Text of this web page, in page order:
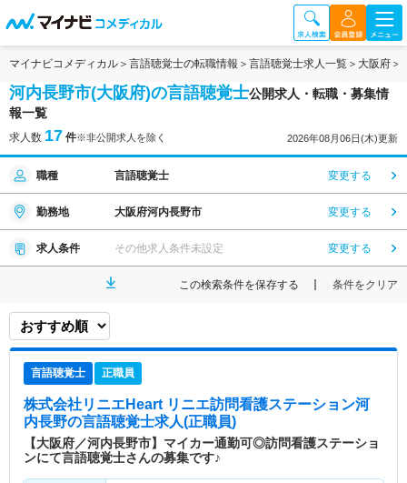
マイナビコメディカル 言語聴覚士の転職情報 言語聴覚士求人一覧 大阪府
河内長野市(大阪府)の言語聴覚士公開求人・転職・募集情
報一覧
求人数 17 件※非公開求人を除く 2026年08月06日(木)更新
職種 言語聴覚士 変更する
勤務地 大阪府河内長野市 変更する
求人条件 その他求人条件未設定 変更する
この検索条件を保存する 条件をクリア
言語聴覚士 正職員
株式会社リニエHeart リニエ訪問看護ステーション河
内長野の言語聴覚士求人(正職員)
【大阪府／河内長野市】マイカー通勤可◎訪問看護ステーショ
ンにて言語聴覚士さんの募集です♪